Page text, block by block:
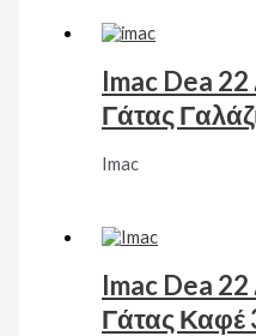
Imac Dea
Γάτας
Imac
Imac Dea
Γάτας Καφέ